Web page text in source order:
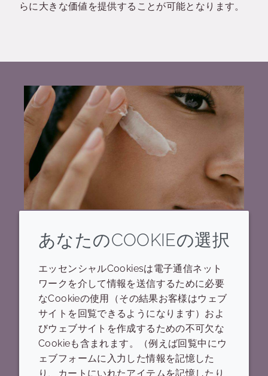
らに大きな価値を提供することが可能となります。
トレンド
スキンケアのトレンド
Z世代の中で最新のスキンケアトレンドとなって
いるのがプレジュビネーション（予防的若返り）
です。ここではプレジュビネーションとは何か、
このトレンドにどう参入するか、そしてトレンド
製品に対する処方のあり方について、必要な全て
あなたのCOOKIEの選択
エッセンシャルCookiesは電子通信ネット
ワークを介して情報を送信するために必要
なCookieの使用（その結果お客様はウェブ
サイトを回覧できるようになります）およ
びウェブサイトを作成するための不可欠な
Cookieも含まれます。（例えば回覧中にウ
ェブフォームに入力した情報を記憶した
り、カートにいれたアイテムを記憶したり